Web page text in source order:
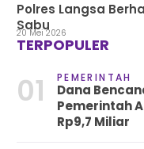
Polres Langsa
Sabu20 Mei 2026
TERPOPULER
01 PEMERINTAH
Dana
Pemerintah
Rp9,7 Miliar